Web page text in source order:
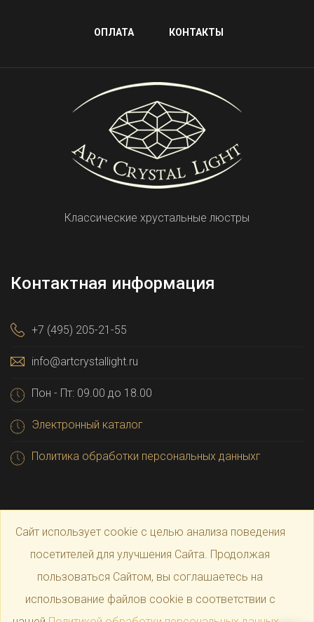
ОПЛАТА КОНТАКТЫ
Классические хрустальные люстры
Контактная информация
+7 (495) 205-21-55
info@artcrystallight.ru
Пон - Пт: 09.00 до 18.00
Электронный каталог
Политика обработки персональных данныхг
Сайт использует cookie с целью анализа поведения
посетителей для улучшения Сайта. Продолжая
пользоваться Сайтом, вы соглашаетесь на
использование файлов cookie в соответствии с